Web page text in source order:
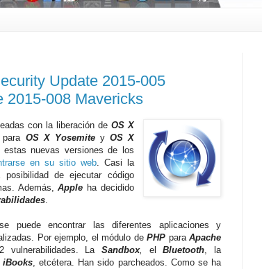
Update 2015-005
2015-008 Mavericks
con la liberación de OS X
para OS X Yosemitey OS X
nuevas versiones de los
en su sitio web. Casi la
de ejecutar código
Además,Apple ha decidido
.
puede encontrar las diferentes aplicaciones y
Por ejemplo, el módulo de PHP para Apache
vulnerabilidades. La Sandbox, elBluetooth, la
iBooks, etcétera. Han sido parcheados. Como se ha